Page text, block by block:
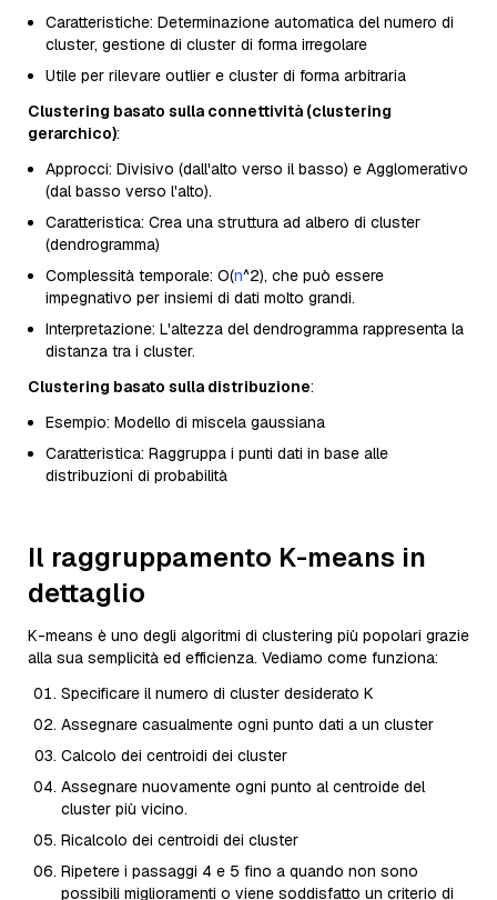
Caratteristiche: Determinazione automatica del numero di
cluster, gestione di cluster di forma irregolare
Utile per rilevare outlier e cluster di forma arbitraria
Clustering basato sulla connettività (clustering
gerarchico):
Approcci: Divisivo (dall'alto verso il basso) e Agglomerativo
(dal basso verso l'alto).
Caratteristica: Crea una struttura ad albero di cluster
(dendrogramma)
Complessità temporale: O(n^2), che può essere
impegnativo per insiemi di dati molto grandi.
Interpretazione: L'altezza del dendrogramma rappresenta la
distanza tra i cluster.
Clustering basato sulla distribuzione:
Esempio: Modello di miscela gaussiana
Caratteristica: Raggruppa i punti dati in base alle
distribuzioni di probabilità
Il raggruppamento K-means in
dettaglio
K-means è uno degli algoritmi di clustering più popolari grazie
alla sua semplicità ed efficienza. Vediamo come funziona:
Specificare il numero di cluster desiderato K
Assegnare casualmente ogni punto dati a un cluster
Calcolo dei centroidi dei cluster
Assegnare nuovamente ogni punto al centroide del
cluster più vicino.
Ricalcolo dei centroidi dei cluster
Ripetere i passaggi 4 e 5 fino a quando non sono
possibili miglioramenti o viene soddisfatto un criterio di